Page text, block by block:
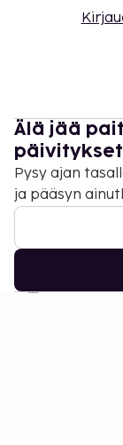
Älä jää
päivitykset
Pysy ajan
ja pääsyn